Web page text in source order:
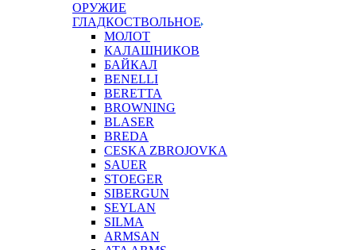
ОРУЖИЕ
ГЛАДКОСТВОЛЬНОЕ
МОЛОТ
КАЛАШНИКОВ
БАЙКАЛ
BENELLI
BERETTA
BROWNING
BLASER
BREDA
CESKA ZBROJOVKA
SAUER
STOEGER
SIBERGUN
SEYLAN
SILMA
ARMSAN